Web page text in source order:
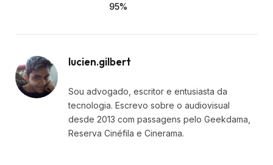
95%
lucien.gilbert
Sou advogado, escritor e entusiasta da
tecnologia. Escrevo sobre o audiovisual
desde 2013 com passagens pelo Geekdama,
Reserva Cinéfila e Cinerama.